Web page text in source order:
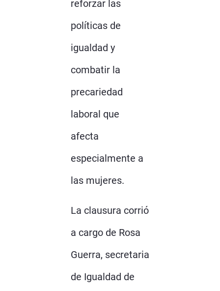
reforzar las
políticas de
igualdad y
combatir la
precariedad
laboral que
afecta
especialmente a
las mujeres.
La clausura corrió
a cargo de Rosa
Guerra, secretaria
de Igualdad de